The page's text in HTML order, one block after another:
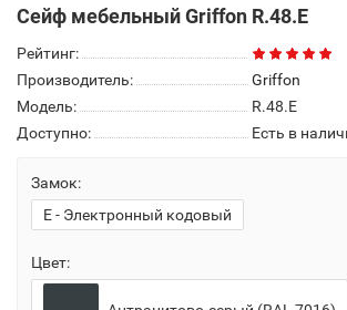
Сейф мебельный Griffon R.48.E
Рейтинг:
Производитель:
Griffon
Модель:
R.48.E
Доступно:
Есть в
Замок:
E - Электронный кодовый
Цвет: